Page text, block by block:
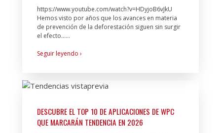
https://www.youtube.com/watch?v=HDyjoB6vJkU
Hemos visto por años que los avances en materia
de prevención de la deforestación siguen sin surgir
el efecto…...
Seguir leyendo ›
DESCUBRE EL TOP 10 DE APLICACIONES DE WPC
QUE MARCARÁN TENDENCIA EN 2026